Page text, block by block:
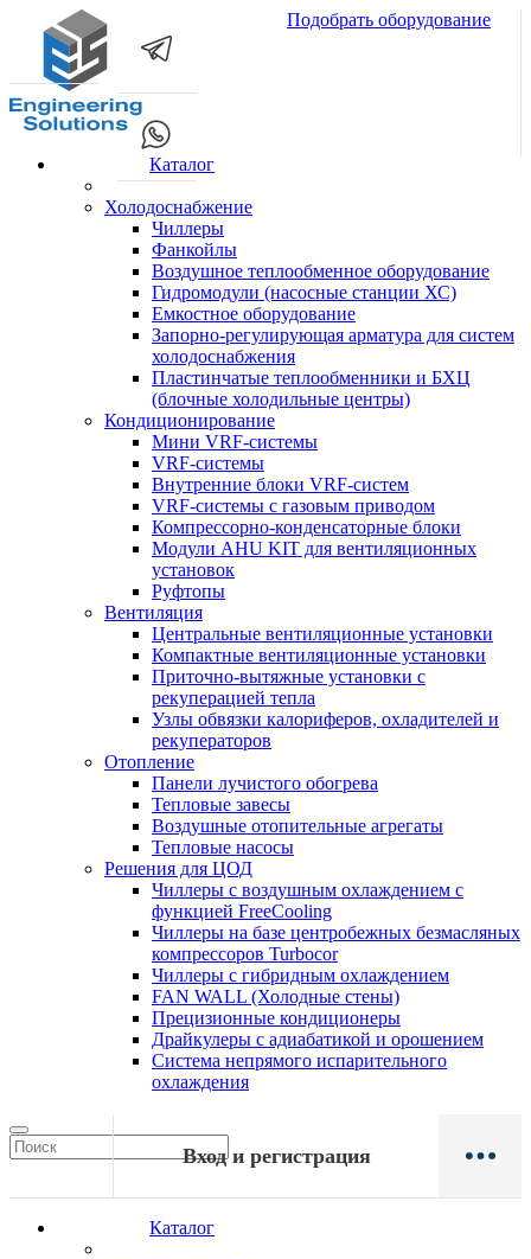
Подобрать оборудование
Каталог
Холодоснабжение
Чиллеры
Фанкойлы
Воздушное теплообменное оборудование
Гидромодули (насосные станции ХС)
Емкостное оборудование
Запорно-регулирующая арматура для систем
холодоснабжения
Пластинчатые теплообменники и БХЦ
(блочные холодильные центры)
Кондиционирование
Мини VRF-системы
VRF-системы
Внутренние блоки VRF-систем
VRF-системы с газовым приводом
Компрессорно-конденсаторные блоки
Модули AHU KIT для вентиляционных
установок
Руфтопы
Вентиляция
Центральные вентиляционные установки
Компактные вентиляционные установки
Приточно-вытяжные установки с
рекуперацией тепла
Узлы обвязки калориферов, охладителей и
рекуператоров
Отопление
Панели лучистого обогрева
Тепловые завесы
Воздушные отопительные агрегаты
Тепловые насосы
Решения для ЦОД
Чиллеры с воздушным охлаждением с
функцией FreeCooling
Чиллеры на базе центробежных безмасляных
компрессоров Turbocor
Чиллеры с гибридным охлаждением
FAN WALL (Холодные стены)
Прецизионные кондиционеры
Драйкулеры с адиабатикой и орошением
Система непрямого испарительного
охлаждения
Вход и регистрация
Каталог